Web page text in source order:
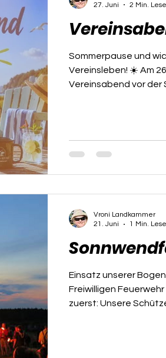
Sommerpause und
Vereinsleben! ☀️ Am
Vereinsabend vor der
zusammengefasst.
Selfservice-System
27. Juni
2 Min.
Einsatz unserer
Freiwilligen
zuerst: Unsere
Vroni Landkammer
21. Juni
1 Min.